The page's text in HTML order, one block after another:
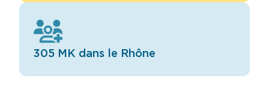
305 MK dans le Rhône